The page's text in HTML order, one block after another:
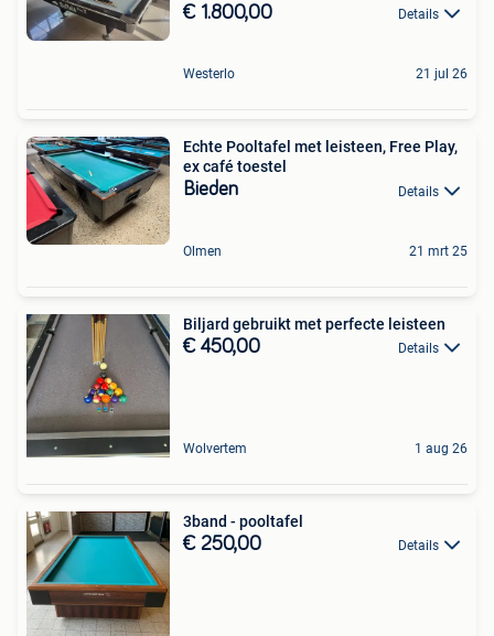
€ 1.800,00 Details
Westerlo 21 jul 26
Echte Pooltafel met leisteen, Free Play,
ex café toestel
Bieden Details
Olmen 21 mrt 25
Biljard gebruikt met perfecte leisteen
€ 450,00 Details
Wolvertem 1 aug 26
3band - pooltafel
€ 250,00 Details